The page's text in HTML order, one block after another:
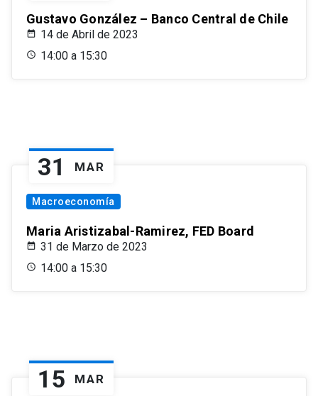
Gustavo González – Banco Central de Chile
14 de Abril de 2023
14:00 a 15:30
31 MAR
Macroeconomía
Maria Aristizabal-Ramirez, FED Board
31 de Marzo de 2023
14:00 a 15:30
15 MAR